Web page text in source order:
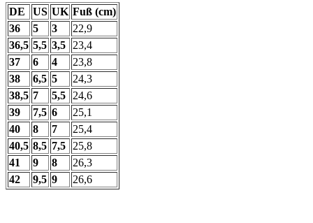
DE US UK Fuß (cm)
36
5 3
22,9
36,5 5,5 3,5
23,4
37
6 4
23,8
38
6,5 5
24,3
38,5 7 5,5
24,6
39
7,5 6
25,1
40
8 7
25,4
40,5 8,5 7,5
25,8
41
9 8
26,3
42
9,5 9 26,6